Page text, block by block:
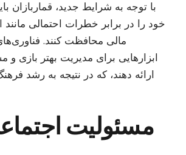
با توجه به شرایط جدید، قماربازان
خود را در برابر خطرات احتمالی مانند
مالی محافظت کنند.
ابزارهایی برای مدیریت بهتر بازی و
ارائه دهند، که در نتیجه به رشد
مسئولیت